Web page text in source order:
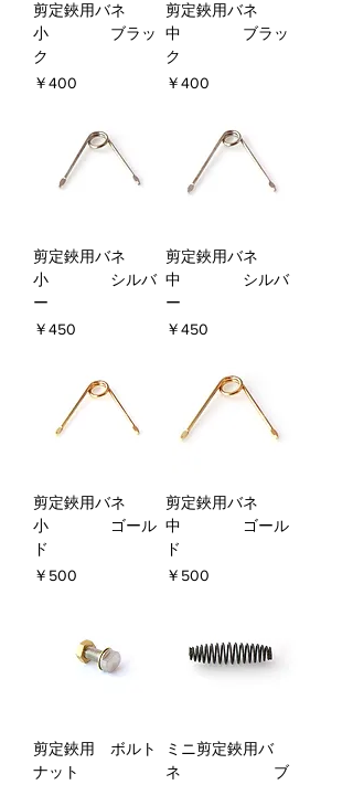
剪定鋏用バネ
小 ブラッ
ク
価格
￥400
剪定鋏用バネ
中 ブラッ
ク
価格
￥400
剪定鋏用バネ
小 シルバ
ー
価格
￥450
剪定鋏用バネ
中 シルバ
ー
価格
￥450
剪定鋏用バネ
小 ゴール
ド
価格
￥500
剪定鋏用バネ
中 ゴール
ド
価格
￥500
剪定鋏用 ボルト
ナット
ミニ剪定鋏用バ
ネ ブ